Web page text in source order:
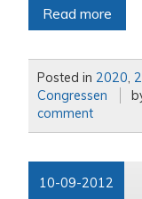
Read more
Posted in2020,
Congressen
comment
10-09-2012